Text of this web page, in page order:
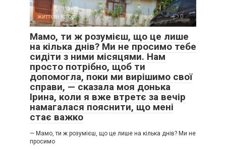
життєві історії 0
Мамо, ти ж розумієш, що це лише
на кілька днів? Ми не просимо тебе
сидіти з ними місяцями. Нам
просто потрібно, щоб ти
допомогла, поки ми вирішимо свої
справи, — сказала моя донька
Ірина, коли я вже втретє за вечір
намагалася пояснити, що мені
стає важко
— Мамо, ти ж розумієш, що це лише на кілька днів? Ми не
просимо